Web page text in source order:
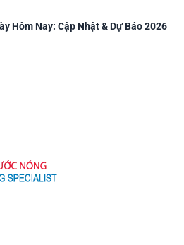
Hôm Nay: Cập Nhật & Dự Báo 2026